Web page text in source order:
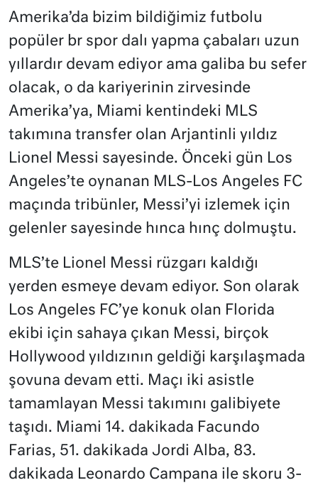
Amerika’da bizim bildiğimiz futbolu
popüler br spor dalı yapma çabaları uzun
yıllardır devam ediyor ama galiba bu sefer
olacak, o da kariyerinin zirvesinde
Amerika’ya, Miami kentindeki MLS
takımına transfer olan Arjantinli yıldız
Lionel Messi sayesinde. Önceki gün Los
Angeles’te oynanan MLS-Los Angeles FC
maçında tribünler, Messi’yi izlemek için
gelenler sayesinde hınca hınç dolmuştu.
MLS’te Lionel Messi rüzgarı kaldığı
yerden esmeye devam ediyor. Son olarak
Los Angeles FC’ye konuk olan Florida
ekibi için sahaya çıkan Messi, birçok
Hollywood yıldızının geldiği karşılaşmada
şovuna devam etti. Maçı iki asistle
tamamlayan Messi takımını galibiyete
taşıdı. Miami 14. dakikada Facundo
Farias, 51. dakikada Jordi Alba, 83.
dakikada Leonardo Campana ile skoru 3-